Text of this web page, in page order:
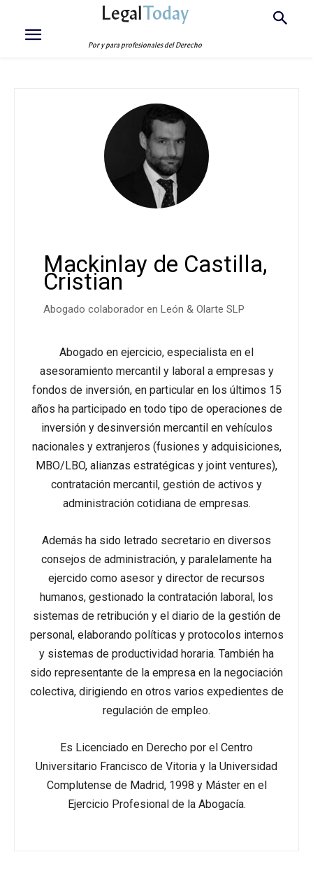
LegalToday
Por y para profesionales del Derecho
Mackinlay de Castilla,
Cristian
Abogado colaborador en León & Olarte SLP
Abogado en ejercicio, especialista en el
asesoramiento mercantil y laboral a empresas y
fondos de inversión, en particular en los últimos 15
años ha participado en todo tipo de operaciones de
inversión y desinversión mercantil en vehículos
nacionales y extranjeros (fusiones y adquisiciones,
MBO/LBO, alianzas estratégicas y joint ventures),
contratación mercantil, gestión de activos y
administración cotidiana de empresas.
Además ha sido letrado secretario en diversos
consejos de administración, y paralelamente ha
ejercido como asesor y director de recursos
humanos, gestionado la contratación laboral, los
sistemas de retribución y el diario de la gestión de
personal, elaborando políticas y protocolos internos
y sistemas de productividad horaria. También ha
sido representante de la empresa en la negociación
colectiva, dirigiendo en otros varios expedientes de
regulación de empleo.
Es Licenciado en Derecho por el Centro
Universitario Francisco de Vitoria y la Universidad
Complutense de Madrid, 1998 y Máster en el
Ejercicio Profesional de la Abogacía.